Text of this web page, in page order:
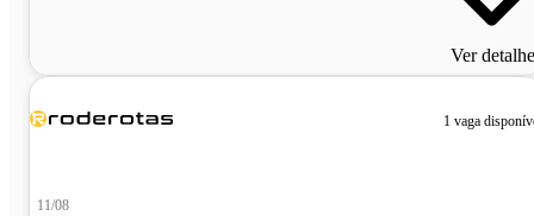
Ver
1 vaga
11/08